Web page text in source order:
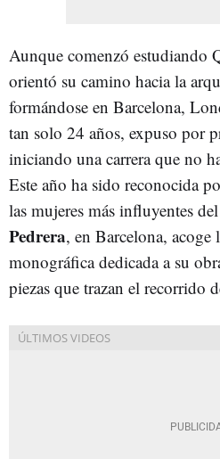
Aunque comenzó estudiando
orientó su camino hacia la
formándose en Barcelona,
tan solo 24 años, expuso por
iniciando una carrera que no
Este año ha sido reconocida
las mujeres más influyentes
Pedrera, en Barcelona,
monográfica dedicada a su
piezas que trazan el recorrido